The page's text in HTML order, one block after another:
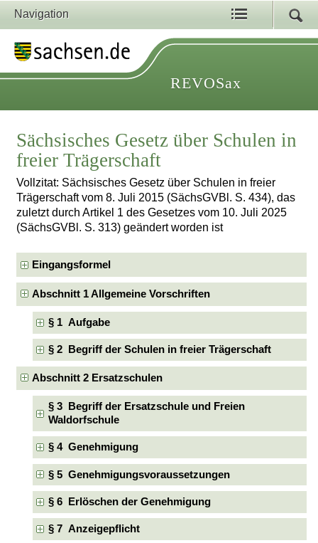
Navigation
REVOSax
Sächsisches Gesetz über Schulen in
freier Trägerschaft
Vollzitat: Sächsisches Gesetz über Schulen in freier
Trägerschaft vom 8. Juli 2015 (SächsGVBl. S. 434), das
zuletzt durch Artikel 1 des Gesetzes vom 10. Juli 2025
(SächsGVBl. S. 313) geändert worden ist
Eingangsformel
Abschnitt 1 Allgemeine Vorschriften
§ 1 Aufgabe
§ 2 Begriff der Schulen in freier Trägerschaft
Abschnitt 2 Ersatzschulen
§ 3 Begriff der Ersatzschule und Freien
Waldorfschule
§ 4 Genehmigung
§ 5 Genehmigungsvoraussetzungen
§ 6 Erlöschen der Genehmigung
§ 7 Anzeigepflicht